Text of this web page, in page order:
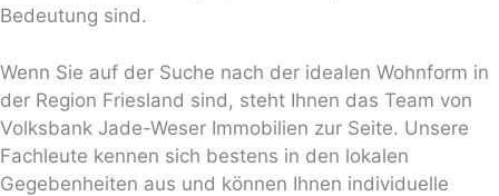
Bedeutung sind.
Wenn Sie auf der Suche nach der idealen Wohnform in
der Region Friesland sind, steht Ihnen das Team von
Volksbank Jade-Weser Immobilien zur Seite. Unsere
Fachleute kennen sich bestens in den lokalen
Gegebenheiten aus und können Ihnen individuelle